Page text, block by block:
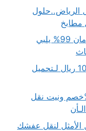
الرياض..حلول
مطابخ
دينا تشيل اثاث مستعمل بالرياض بأمان 99% يلبي
دينه تحميل عفش الرياض بخصم 100 ريال لـتحميل
نقل عفش حي السويدي 18%خصم ونيت نقل
لنقل عفشك